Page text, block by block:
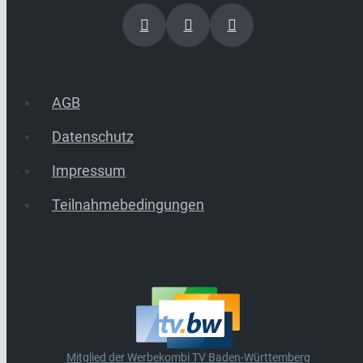
AGB
Datenschutz
Impressum
Teilnahmebedingungen
Mitglied der Werbekombi TV Baden-Württemberg